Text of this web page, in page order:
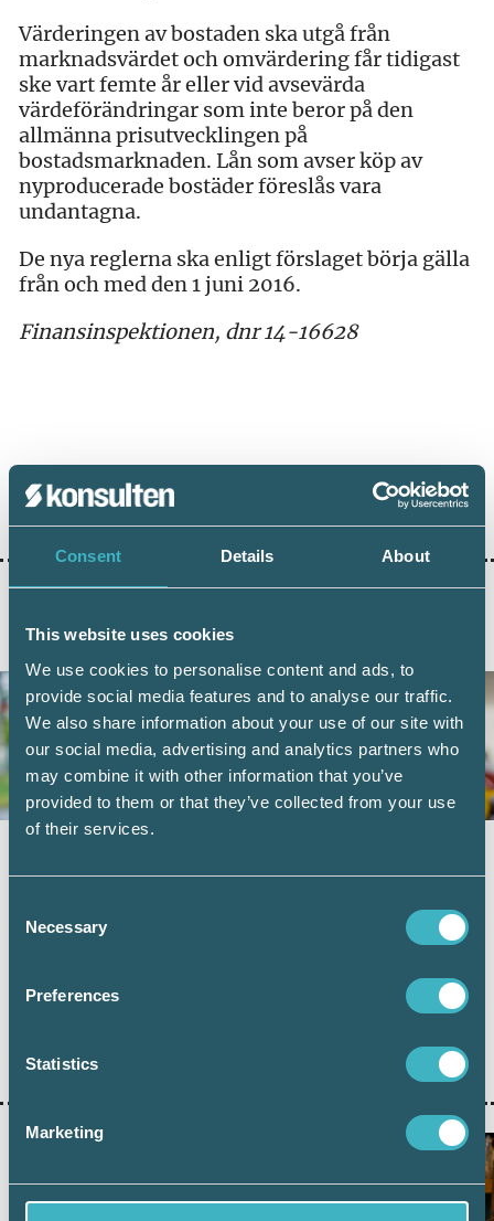
Consent Details About
This website uses cookies
We use cookies to personalise content and ads, to
provide social media features and to analyse our traffic.
We also share information about your use of our site with
our social media, advertising and analytics partners who
may combine it with other information that you’ve
provided to them or that they’ve collected from your use
of their services.
Selection
Necessary
Preferences
Statistics
Marketing
Värderingen av bostaden ska utgå från
marknadsvärdet och omvärdering får tidigast
ske vart femte år eller vid avsevärda
värdeförändringar som inte beror på den
allmänna prisutvecklingen på
bostadsmarknaden. Lån som avser köp av
nyproducerade bostäder föreslås vara
undantagna.
De nya reglerna ska enligt förslaget börja gälla
från och med den 1 juni 2016.
Finansinspektionen, dnr 14-16628
Dela:
AKTUELLA ARTIKLAR
Arbetsgivare kan erbjuda sina anställda ett
friskvårdsbidrag, men det finns några saker att tänka på
Högsta förvaltningsdomstolen (HFD) frågan om en
anställd kunde köpa en konsertbiljett för sitt
personalförmån. Vad kan egentligen en anställd använda
sitt friskvårdsbidrag till? I den här artikeln får du veta mer.